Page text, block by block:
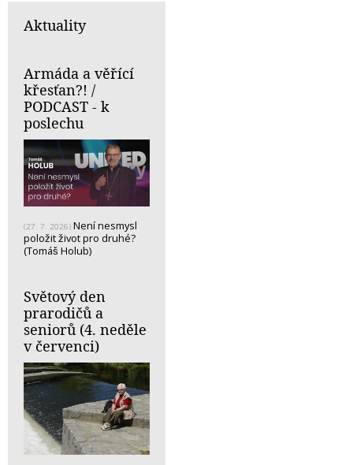
Aktuality
Armáda a věřící
křesťan?! /
PODCAST - k
poslechu
(27. 7. 2026) Není nesmysl
položit život pro druhé?
(Tomáš Holub)
Světový den
prarodičů a
seniorů (4. neděle
v červenci)